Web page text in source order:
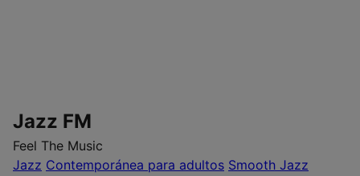
Jazz FM
Feel The Music
Jazz Contemporánea para adultos Smooth Jazz